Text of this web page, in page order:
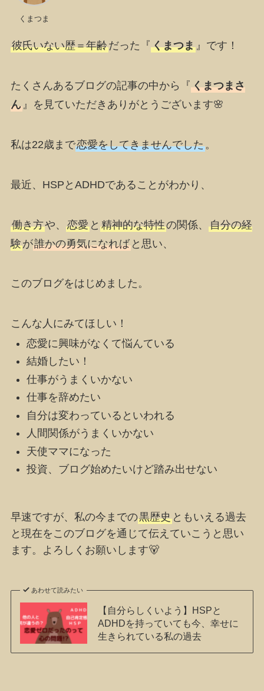
くまつま
彼氏いない歴＝年齢だった『くまつま』です！
たくさんあるブログの記事の中から『くまつまさ
ん』を見ていただきありがとうございます🌸
私は22歳まで恋愛をしてきませんでした。
最近、 HSPとADHDであることがわかり、
働き方や、 恋愛と 精神的な特性の関係、 自分の経
験が誰かの勇気になればと思い、
このブログをはじめました。
こんな人にみてほしい！
恋愛に興味がなくて悩んている
結婚したい！
仕事がうまくいかない
仕事を辞めたい
自分は変わっているといわれる
人間関係がうまくいかない
天使ママになった
投資、ブログ始めたいけど踏み出せない
早速ですが、私の今までの黒歴史ともいえる過去
と現在をこのブログを通じて伝えていこうと思い
ます。よろしくお願いします🐻
あわせて読みたい
【自分らしくいよう】HSPと
ADHDを持っていても今、幸せに
生きられている私の過去